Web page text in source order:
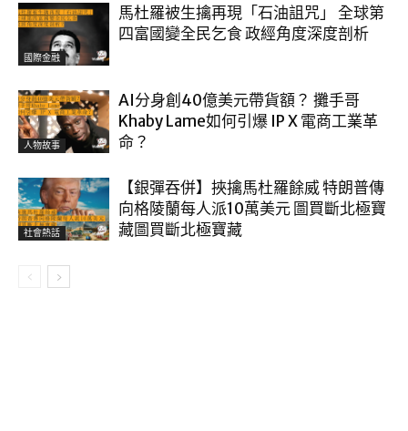
國際金融
馬杜羅被生擒再現「石油詛咒」 全球第
四富國變全民乞食 政經角度深度剖析
人物故事
AI分身創40億美元帶貨額？ 攤手哥
Khaby Lame如何引爆 IP X 電商工業革
命？
社會熱話
【銀彈吞併】挾擒馬杜羅餘威 特朗普傳
向格陵蘭每人派10萬美元 圖買斷北極寶
藏圖買斷北極寶藏